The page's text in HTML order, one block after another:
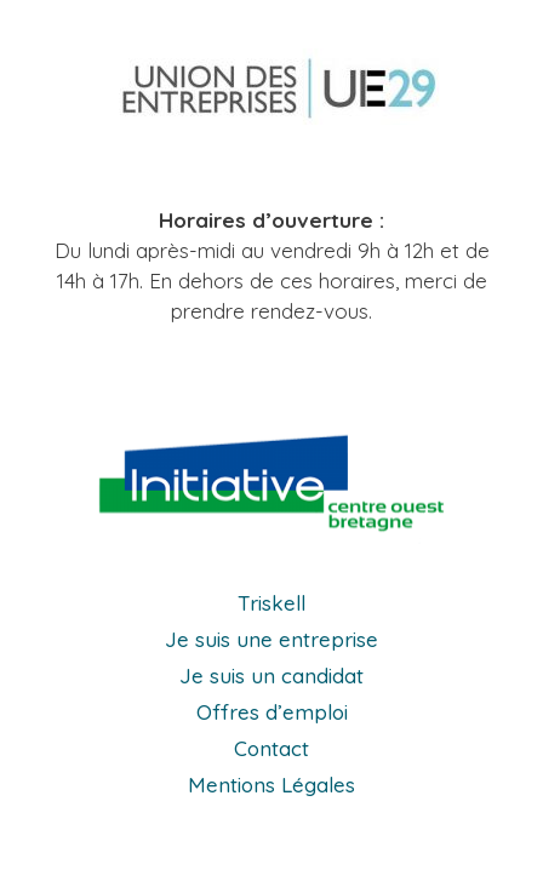
Horaires d’ouverture :
Du lundi après-midi au vendredi 9h à 12h et de
14h à 17h. En dehors de ces horaires, merci de
prendre rendez-vous.
Triskell
Je suis une entreprise
Je suis un candidat
Offres d’emploi
Contact
Mentions Légales